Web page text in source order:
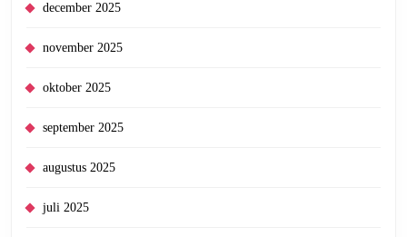
december 2025
november 2025
oktober 2025
september 2025
augustus 2025
juli 2025